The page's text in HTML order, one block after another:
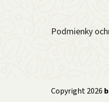
Podmienky
Copyright 2026